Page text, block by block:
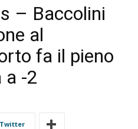
– Baccolini
al
fa il pieno
a -2
Twitter